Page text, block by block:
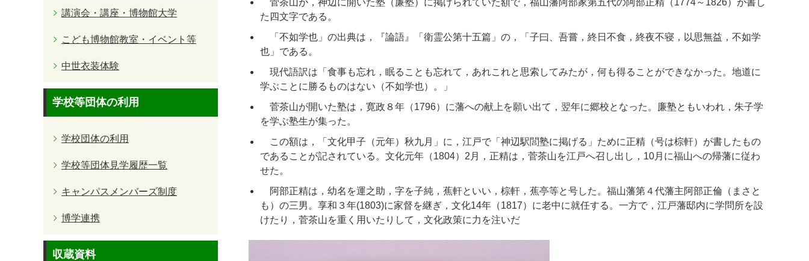
菅茶山が，神辺に開いた塾（廉塾）に掲げられていた額で，福山藩阿部家第五代の阿部正精（1774～1826）が書し
た四文字である。
「不如学也」の出典は，『論語』「衛霊公第十五篇」の，「子曰、吾嘗，終日不食，終夜不寝，以思無益，不如学
也」である。
現代語訳は「食事も忘れ，眠ることも忘れて，あれこれと思索してみたが，何も得ることができなかった。地道に
学ぶことに勝るものはない（不如学也）。」
菅茶山が開いた塾は，寛政８年（1796）に藩への献上を願い出て，翌年に郷校となった。廉塾ともいわれ，朱子学
を学ぶ塾生が集った。
この額は，「文化甲子（元年）秋九月」に，江戸で「神辺駅閭塾に掲げる」ために正精（号は棕軒）が書したもの
であることが記されている。文化元年（1804）2月，正精は，菅茶山を江戸へ召し出し，10月に福山への帰藩に従わ
せた。
阿部正精は，幼名を運之助，字を子純，蕉軒といい，棕軒，蕉亭等と号した。福山藩第４代藩主阿部正倫（まさと
も）の三男。享和３年(1803)に家督を継ぎ，文化14年（1817）に老中に就任する。一方で，江戸藩邸内に学問所を設
けたり，菅茶山を重く用いたりして，文化政策に力を注いだ
講演会・講座・博物館大学
こども博物館教室・イベント等
中世衣装体験
学校等団体の利用
学校団体の利用
学校等団体見学履歴一覧
キャンパスメンバーズ制度
博学連携
収蔵資料